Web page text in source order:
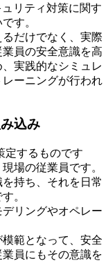
リティ対策に関す
す。
だけでなく、実際
員の安全意識を高
実践的なシミュレ
ーニングが行われ
込み
定するものです
場の従業員です。
持ち、それを日常
。
リングやオペレー
範となって、安全
員にもその意識を